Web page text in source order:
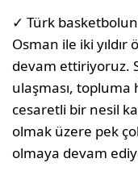
✓ Türk
Osman ile iki yıldır
devam ettiriyoruz.
ulaşması,
cesaretli bir nesil
olmak üzere pek
olmaya devam